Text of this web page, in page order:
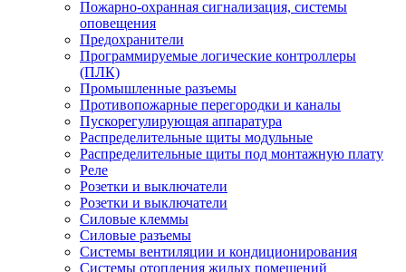
Пожарно-охранная сигнализация, системы
оповещения
Предохранители
Программируемые логические контроллеры
(ПЛК)
Промышленные разъемы
Противопожарные перегородки и каналы
Пускорегулирующая аппаратура
Распределительные щиты модульные
Распределительные щиты под монтажную плату
Реле
Розетки и выключатели
Розетки и выключатели
Силовые клеммы
Силовые разъемы
Системы вентиляции и кондиционирования
Системы отопления жилых помещений